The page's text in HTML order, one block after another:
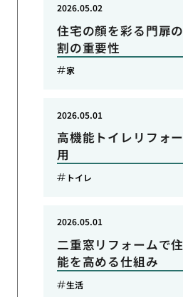
住宅の顔を彩る門扉
割の重要性
2026.05.02
家
高機能トイレリフォ
用
2026.05.01
トイレ
二重窓リフォームで
能を高める仕組み
2026.05.01
生活